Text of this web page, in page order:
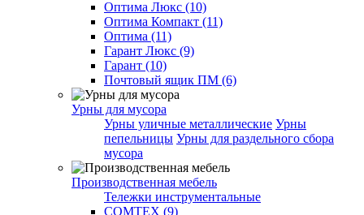
Оптима Люкс (10)
Оптима Компакт (11)
Оптима (11)
Гарант Люкс (9)
Гарант (10)
Почтовый ящик ПМ (6)
Урны для мусора
Урны уличные металлические Урны
пепельницы Урны для раздельного сбора
мусора
Производственная мебель
Тележки инструментальные
COMTEX (9)